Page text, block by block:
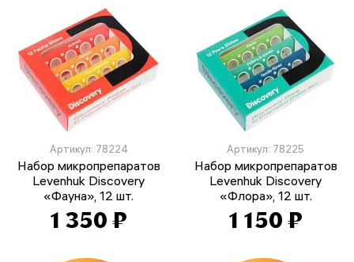
Артикул: 78224
Набор микропрепаратов
Levenhuk Discovery
«Фауна», 12 шт.
1 350 ₽
Артикул: 78225
Набор микропрепаратов
Levenhuk Discovery
«Флора», 12 шт.
1 150 ₽